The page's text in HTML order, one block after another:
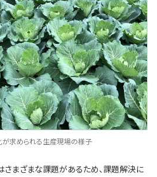
られる生産現場の様子
さまざまな課題があるため、課題解決に